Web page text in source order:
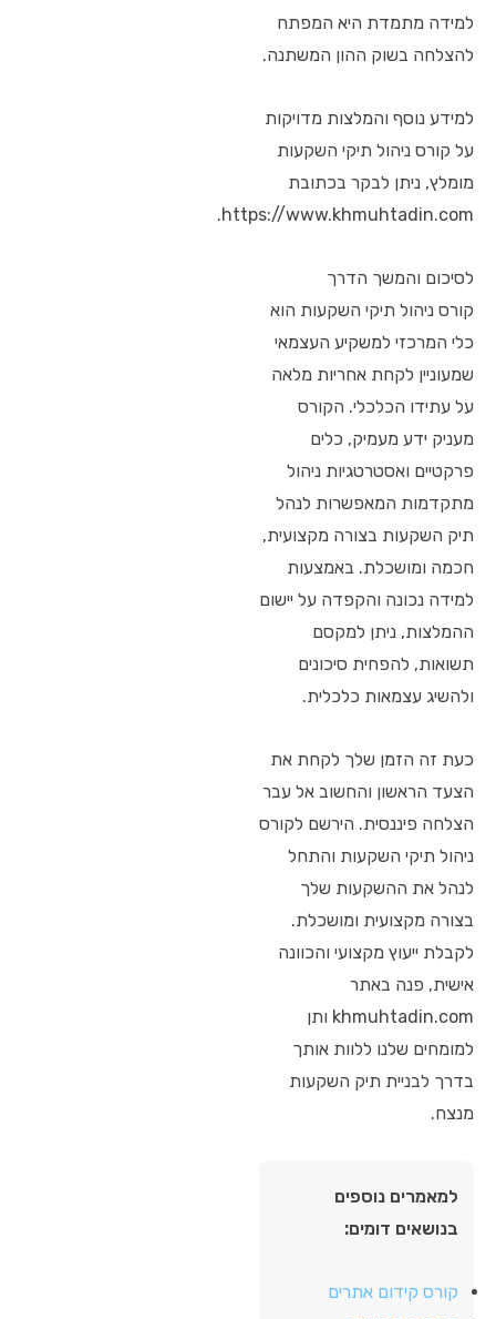
למידה מתמדת היא המפתח
להצלחה בשוק ההון המשתנה.
למידע נוסף והמלצות מדויקות
על קורס ניהול תיקי השקעות
מומלץ, ניתן לבקר בכתובת
https://www.khmuhtadin.com.
לסיכום והמשך הדרך
קורס ניהול תיקי השקעות הוא
כלי המרכזי למשקיע העצמאי
שמעוניין לקחת אחריות מלאה
על עתידו הכלכלי. הקורס
מעניק ידע מעמיק, כלים
פרקטיים ואסטרטגיות ניהול
מתקדמות המאפשרות לנהל
תיק השקעות בצורה מקצועית,
חכמה ומושכלת. באמצעות
למידה נכונה והקפדה על יישום
ההמלצות, ניתן למקסם
תשואות, להפחית סיכונים
ולהשיג עצמאות כלכלית.
כעת זה הזמן שלך לקחת את
הצעד הראשון והחשוב אל עבר
הצלחה פיננסית. הירשם לקורס
ניהול תיקי השקעות והתחל
לנהל את ההשקעות שלך
בצורה מקצועית ומושכלת.
לקבלת ייעוץ מקצועי והכוונה
אישית, פנה באתר
khmuhtadin.com ותן
למומחים שלנו ללוות אותך
בדרך לבניית תיק השקעות
מנצח.
למאמרים נוספים
בנושאים דומים:
קורס קידום אתרים